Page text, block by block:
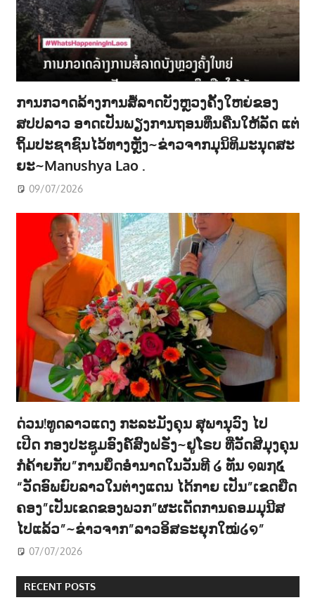
ການກວາດລ້າງການສໍ້ລາດບັງຫຼວງຄັ້ງໃຫຍ່ຂອງ
ສປປລາວ ອາດເປັນພຽງການຖອນທຶນຄືນໃຫ້ລັດ ແຕ່
ຖິ້ມປະຊາຊົນໄວ້ທາງຫຼັງ~ຂ່າວຈາກມຸນິທິມະນຸດສະ
ຍະ~Manushya Lao .
09/07/2026
ດ່ວນ!ທູດລາວແດງ ກະລະມັງຄຸນ ສຸພານຸວົງ ໄປ
ເປີດ ກອງປະຊູມອົງຄ໌ສົງຝຣັ່ງ~ຢູໂຣບ ທີ່ວັດສີມຸງຄຸນ
ກໍຄ້າຍກັບ”ການຍຶດອຳນາດໃນວັນທີ ໒ ທັນ ໑໙໗໕
“ວັດອົພຍົບລາວໃນຕ່າງແດນ ໄດ້ກາຍ ເປັນ”ເຂດຍືດ
ຄອງ”ເປັນເຂດຂອງພວກ”ຜະເດັດການຄອມມຸນີສ
ໄປແລ້ວ”~ຂ່າວຈາກ”ລາວອິສຣະຍຸກໃໝ່໒໑”
07/07/2026
RECENT POSTS